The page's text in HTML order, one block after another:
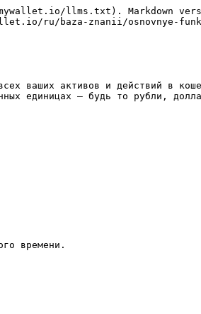
llms.txt). Markdown
ru/baza-znanii/osnovnye-
ваших активов и действий в
единицах — будь то рубли,
времени.